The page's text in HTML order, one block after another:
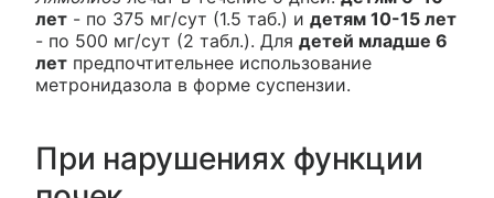
лет - по 375 мг/сут (1.5 таб.) и детям 10-15 лет
- по 500 мг/сут (2 табл.). Для детей младше 6
лет предпочтительнее использование
метронидазола в форме суспензии.
При нарушениях функции